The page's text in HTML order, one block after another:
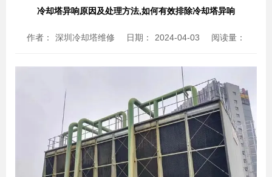
冷却塔异响原因及处理方法,如何有效排除冷却塔异响
作者： 深圳冷却塔维修 日期： 2024-04-03 阅读量：